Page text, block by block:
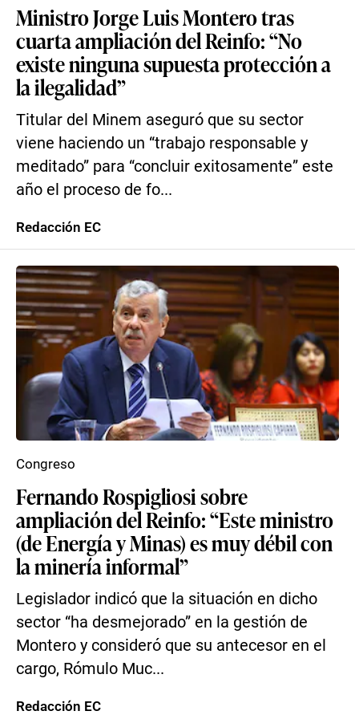
Ministro Jorge Luis Montero tras
cuarta ampliación del Reinfo: “No
existe ninguna supuesta protección a
la ilegalidad”
Titular del Minem aseguró que su sector
viene haciendo un “trabajo responsable y
meditado” para “concluir exitosamente” este
año el proceso de fo...
Redacción EC
Fernando Rospigliosi sobre
ampliación del Reinfo: “Este ministro
(de Energía y Minas) es muy débil con
la minería informal”
Legislador indicó que la situación en dicho
sector “ha desmejorado” en la gestión de
Montero y consideró que su antecesor en el
cargo, Rómulo Muc...
Congreso
Redacción EC